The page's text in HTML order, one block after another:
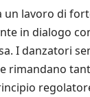
un lavoro di
in dialogo
I danzatori
rimandano